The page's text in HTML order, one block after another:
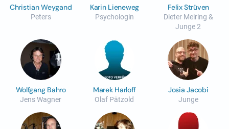
Christian Weygand
Peters
Karin Lieneweg
Psychologin
Felix Strüven
Dieter Meiring &
Junge 2
Wolfgang Bahro
Jens Wagner
Marek Harloff
Olaf Pätzold
Josia Jacobi
Junge